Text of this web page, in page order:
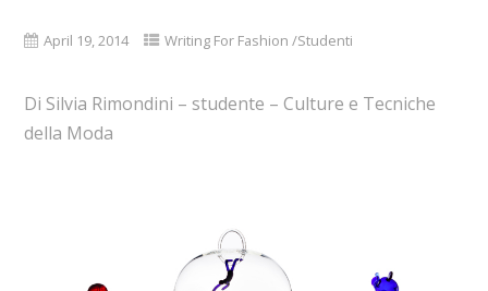
April 19, 2014 Writing For Fashion /Studenti
Di Silvia Rimondini – studente – Culture e Tecniche
della Moda